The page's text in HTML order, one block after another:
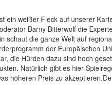
ein weißer Fleck auf unserer
Barny Bitterwolf die
schaut die ganze Welt auf
der Europäischen
die Hürden dazu sind hoch
Natürlich gibt es hier
höheren Preis zu